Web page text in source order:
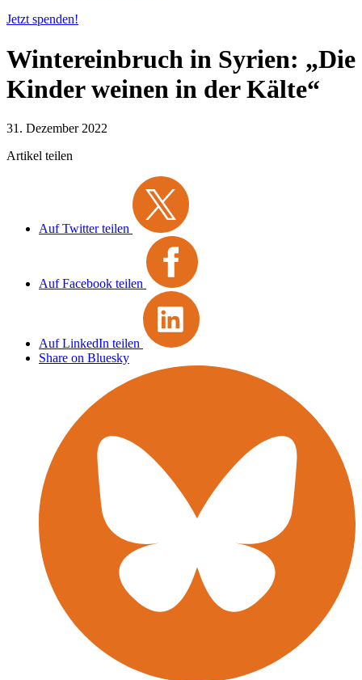
Jetzt spenden!
Wintereinbruch in Syrien: „Die
Kinder weinen in der Kälte“
31. Dezember 2022
Artikel teilen
Auf Twitter teilen
Auf Facebook teilen
Auf LinkedIn teilen
Share on Bluesky